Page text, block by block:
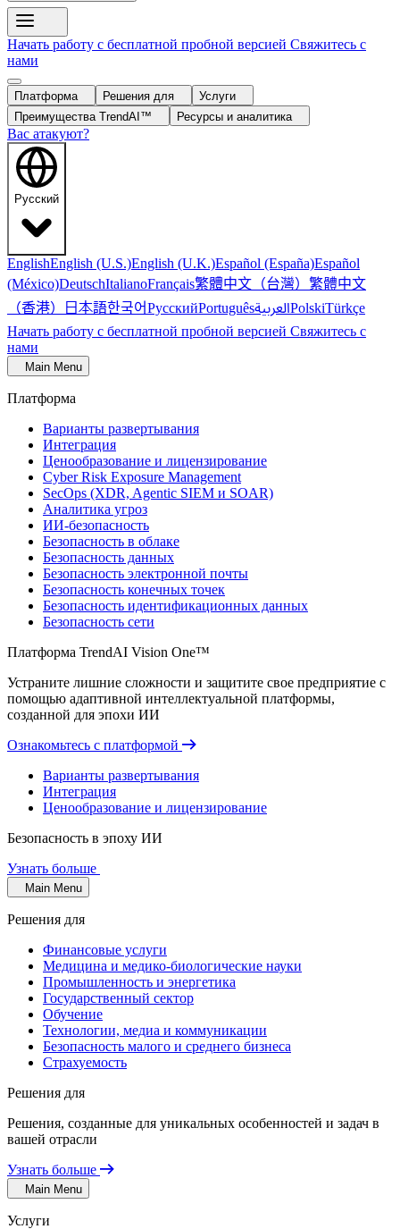
Начать работу с бесплатной пробной версией Свяжитесь с
нами
Платформа Решения для
Услуги
Преимущества TrendAI™
Ресурсы и аналитика
Вас атакуют?
Русский
EnglishEnglish (U.S.)English (U.K.)Español (España)Español
(México)DeutschItalianoFrançais繁體中文（台灣） 繁體中文
（香港） 日本語한국어РусскийPortuguêsالعربيةPolskiTürkçe
Начать работу с бесплатной пробной версией Свяжитесь с
нами
Main Menu
Платформа
Варианты развертывания
Интеграция
Ценообразование и лицензирование
Cyber Risk Exposure Management
SecOps (XDR, Agentic SIEM и SOAR)
Аналитика угроз
ИИ-безопасность
Безопасность в облаке
Безопасность данных
Безопасность электронной почты
Безопасность конечных точек
Безопасность идентификационных данных
Безопасность сети
Платформа TrendAI Vision One™
Устраните лишние сложности и защитите свое предприятие с
помощью адаптивной интеллектуальной платформы,
созданной для эпохи ИИ
Ознакомьтесь с платформой
Варианты развертывания
Интеграция
Ценообразование и лицензирование
Безопасность в эпоху ИИ
Узнать больше
Main Menu
Решения для
Финансовые услуги
Медицина и медико-биологические науки
Промышленность и энергетика
Государственный сектор
Обучение
Технологии, медиа и коммуникации
Безопасность малого и среднего бизнеса
Страхуемость
Решения для
Решения, созданные для уникальных особенностей и задач в
вашей отрасли
Узнать больше
Main Menu
Услуги